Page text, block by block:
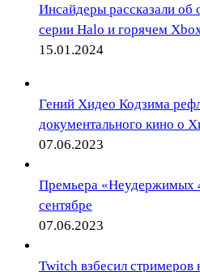
Инсайдеры рассказали об
серии Halo и горячем
15.01.2024
Гений Хидео Кодзима
документального кино о
07.06.2023
Премьера «Неудержимых
сентябре
07.06.2023
Twitch взбесил